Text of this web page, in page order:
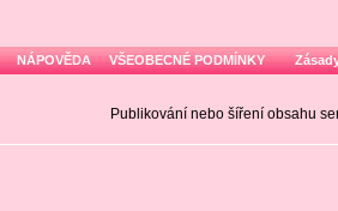
NÁPOVĚDA VŠEOBECNÉ PODMÍNKY
Publikování nebo šíření obsahu